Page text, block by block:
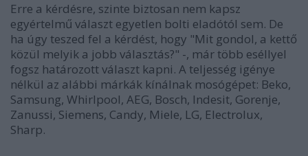
Erre a kérdésre, szinte biztosan nem kapsz
egyértelmű választ egyetlen bolti eladótól sem. De
ha úgy teszed fel a kérdést, hogy "Mit gondol, a kettő
közül melyik a jobb választás?" -, már több eséllyel
fogsz határozott választ kapni. A teljesség igénye
nélkül az alábbi márkák kínálnak mosógépet: Beko,
Samsung, Whirlpool, AEG, Bosch, Indesit, Gorenje,
Zanussi, Siemens, Candy, Miele, LG, Electrolux,
Sharp.